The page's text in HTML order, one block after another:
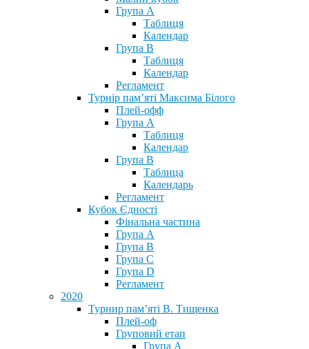
Група А
Таблиця
Календар
Група В
Таблиця
Календар
Регламент
Турнір пам’яті Максима Білого
Плей-офф
Група А
Таблиця
Календар
Група В
Таблица
Календарь
Регламент
Кубок Єдності
Фінальна частина
Група А
Група В
Група С
Група D
Регламент
2020
Турнир пам’яті В. Тищенка
Плей-оф
Груповий етап
Група А